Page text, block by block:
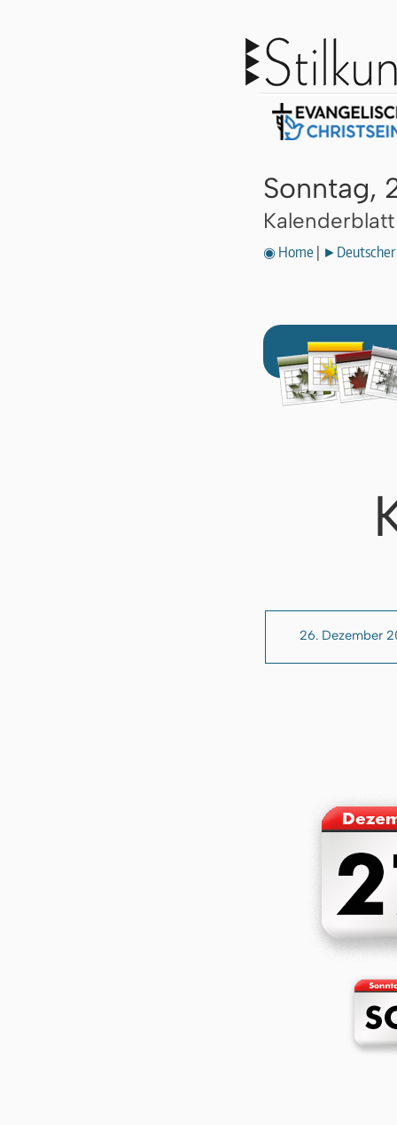
Sonntag,
◉ Home ►Deutscher
26. Dezember